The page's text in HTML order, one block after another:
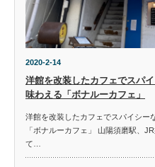
2020-2-14
洋館を改装したカフェでスパ
味わえる「ボナルーカフェ」
洋館を改装したカフェでスパイシー
「ボナルーカフェ」 山陽須磨駅、
て…